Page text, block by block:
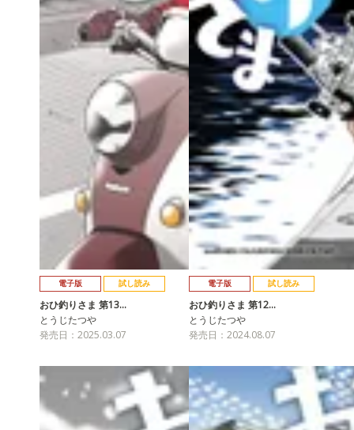
電子版 試し読み
おひ釣りさま 第13…
とうじたつや
発売日：2025.03.07
電子版 試し読み
おひ釣りさま 第12…
とうじたつや
発売日：2024.08.07